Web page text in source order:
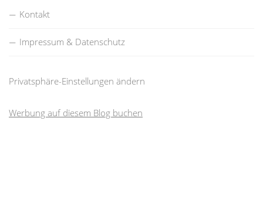
Kontakt
Impressum & Datenschutz
Privatsphäre-Einstellungen ändern
Werbung auf diesem Blog buchen